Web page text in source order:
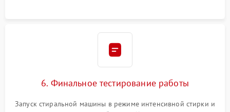
6. Финальное тестирование работы
Запуск стиральной машины в режиме интенсивной стирки и